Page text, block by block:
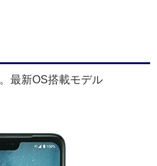
最新OS搭載モデル